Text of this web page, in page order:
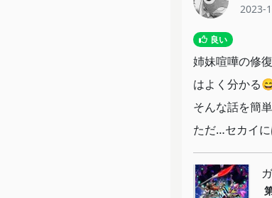
2023-
良い
姉妹喧嘩の修
はよく分かる
そんな話を簡
ただ…セカイに